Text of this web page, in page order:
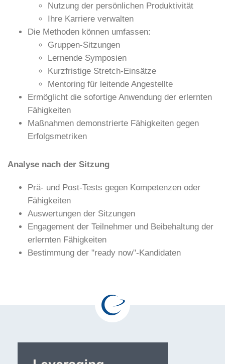
Nutzung der persönlichen Produktivität
Ihre Karriere verwalten
Die Methoden können umfassen:
Gruppen-Sitzungen
Lernende Symposien
Kurzfristige Stretch-Einsätze
Mentoring für leitende Angestellte
Ermöglicht die sofortige Anwendung der erlernten
Fähigkeiten
Maßnahmen demonstrierte Fähigkeiten gegen
Erfolgsmetriken
Analyse nach der Sitzung
Prä- und Post-Tests gegen Kompetenzen oder
Fähigkeiten
Auswertungen der Sitzungen
Engagement der Teilnehmer und Beibehaltung der
erlernten Fähigkeiten
Bestimmung der "ready now"-Kandidaten